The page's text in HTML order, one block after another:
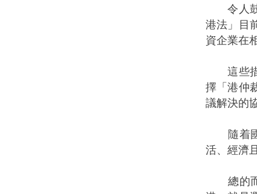
令人鼓
港法」目
資企業在
這些措
擇「港仲
議解決的
隨着國
活、經濟
總的而